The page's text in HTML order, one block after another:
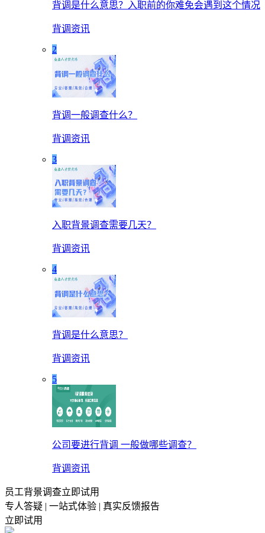
背调是什么意思？入职前的你难免会遇到这个情况
背调资讯
2
背调一般调查什么？
背调资讯
3
入职背景调查需要几天？
背调资讯
4
背调是什么意思？
背调资讯
5
公司要进行背调 一般做哪些调查？
背调资讯
员工背景调查立即试用
专人答疑 | 一站式体验 | 真实反馈报告
立即试用